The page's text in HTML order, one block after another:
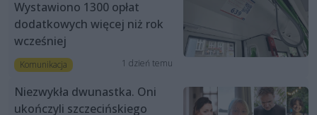
Wystawiono 1300 opłat
dodatkowych więcej niż rok
wcześniej
Komunikacja 1 dzień temu
Niezwykła dwunastka. Oni
ukończyli szczecińskiego